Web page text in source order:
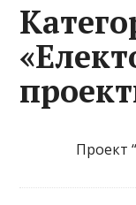
Проект